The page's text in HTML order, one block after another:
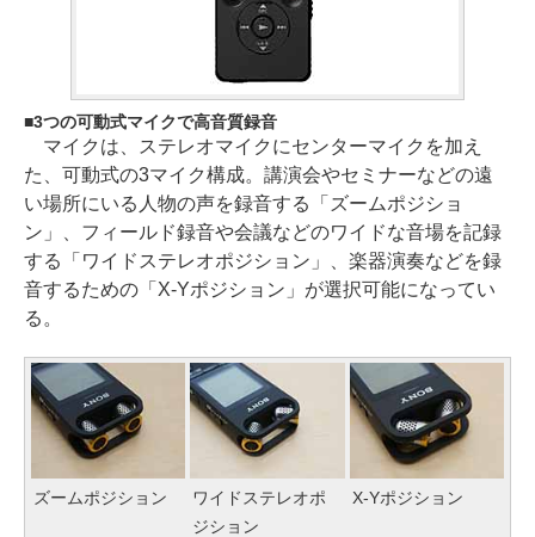
3つの可動式マイクで高音質録音
マイクは、ステレオマイクにセンターマイクを加え
た、可動式の3マイク構成。講演会やセミナーなどの遠
い場所にいる人物の声を録音する「ズームポジショ
ン」、フィールド録音や会議などのワイドな音場を記録
する「ワイドステレオポジション」、楽器演奏などを録
音するための「X-Yポジション」が選択可能になってい
る。
ズームポジション
ワイドステレオポ
ジション
X-Yポジション